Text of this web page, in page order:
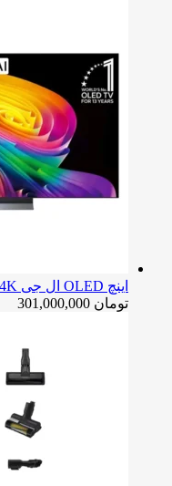
اینچ OLED ال جی 4K هوشمند 2026 مدل C6
تومان